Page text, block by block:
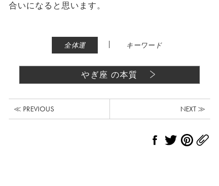
合いになると思います。
全体運 | キーワード
やぎ座 の本質
≪ PREVIOUS NEXT ≫